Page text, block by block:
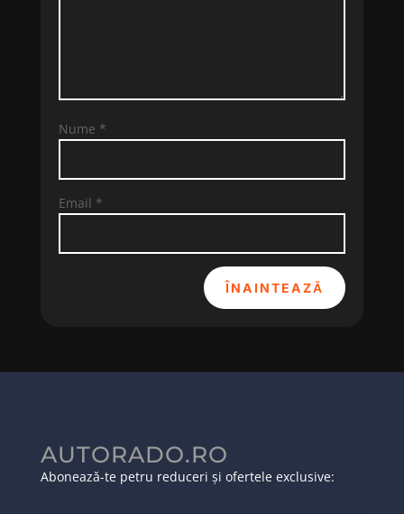
Nume *
Email *
ÎNAINTEAZĂ
AUTORADO.RO
Abonează-te petru reduceri și ofertele exclusive: